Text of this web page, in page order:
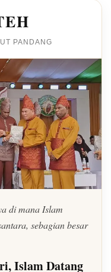
PANDANG
di mana Islam
sebagian besar
Islam Datang